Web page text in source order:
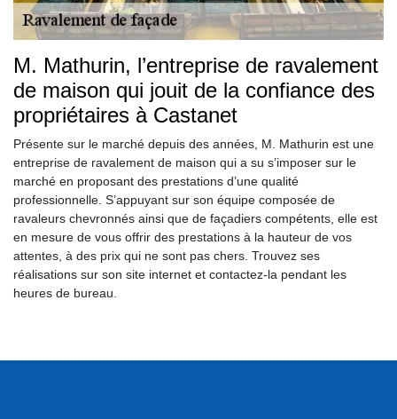
M. Mathurin, l’entreprise de ravalement
de maison qui jouit de la confiance des
propriétaires à Castanet
Présente sur le marché depuis des années, M. Mathurin est une
entreprise de ravalement de maison qui a su s’imposer sur le
marché en proposant des prestations d’une qualité
professionnelle. S’appuyant sur son équipe composée de
ravaleurs chevronnés ainsi que de façadiers compétents, elle est
en mesure de vous offrir des prestations à la hauteur de vos
attentes, à des prix qui ne sont pas chers. Trouvez ses
réalisations sur son site internet et contactez-la pendant les
heures de bureau.